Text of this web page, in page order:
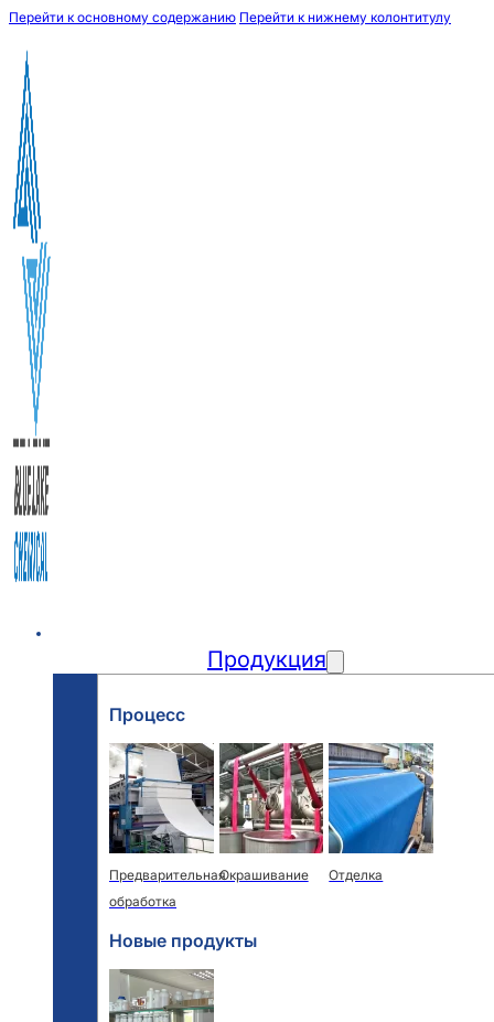
Перейти к основному содержанию Перейти к нижнему колонтитулу
Продукция
Процесс
Предварительная
обработка
Окрашивание Отделка
Новые продукты